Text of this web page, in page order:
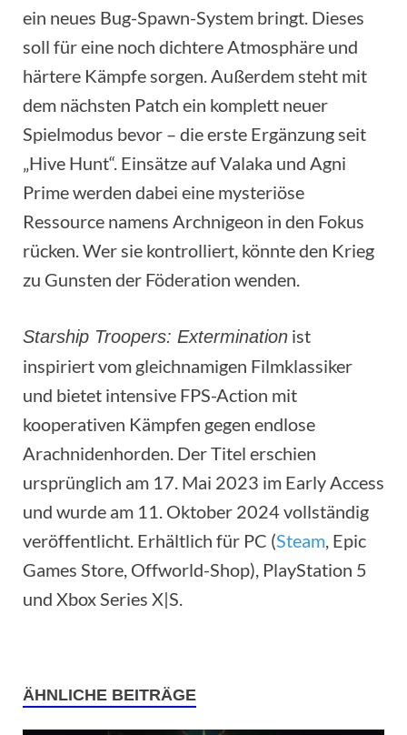
ein neues Bug-Spawn-System bringt. Dieses
soll für eine noch dichtere Atmosphäre und
härtere Kämpfe sorgen. Außerdem steht mit
dem nächsten Patch ein komplett neuer
Spielmodus bevor – die erste Ergänzung seit
„Hive Hunt“. Einsätze auf Valaka und Agni
Prime werden dabei eine mysteriöse
Ressource namens Archnigeon in den Fokus
rücken. Wer sie kontrolliert, könnte den Krieg
zu Gunsten der Föderation wenden.
Starship Troopers: Extermination ist
inspiriert vom gleichnamigen Filmklassiker
und bietet intensive FPS-Action mit
kooperativen Kämpfen gegen endlose
Arachnidenhorden. Der Titel erschien
ursprünglich am 17. Mai 2023 im Early Access
und wurde am 11. Oktober 2024 vollständig
veröffentlicht. Erhältlich für PC (Steam, Epic
Games Store, Offworld-Shop), PlayStation 5
und Xbox Series X|S.
ÄHNLICHE BEITRÄGE